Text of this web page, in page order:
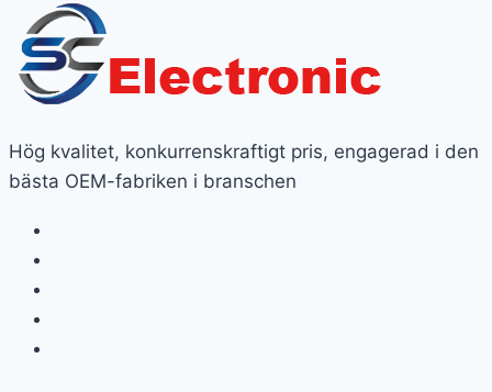
Hög kvalitet, konkurrenskraftigt pris, engagerad i den
bästa OEM-fabriken i branschen